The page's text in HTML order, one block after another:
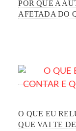
POR QUE A
AFETADA DO
O QUE EU
QUE VAI TE